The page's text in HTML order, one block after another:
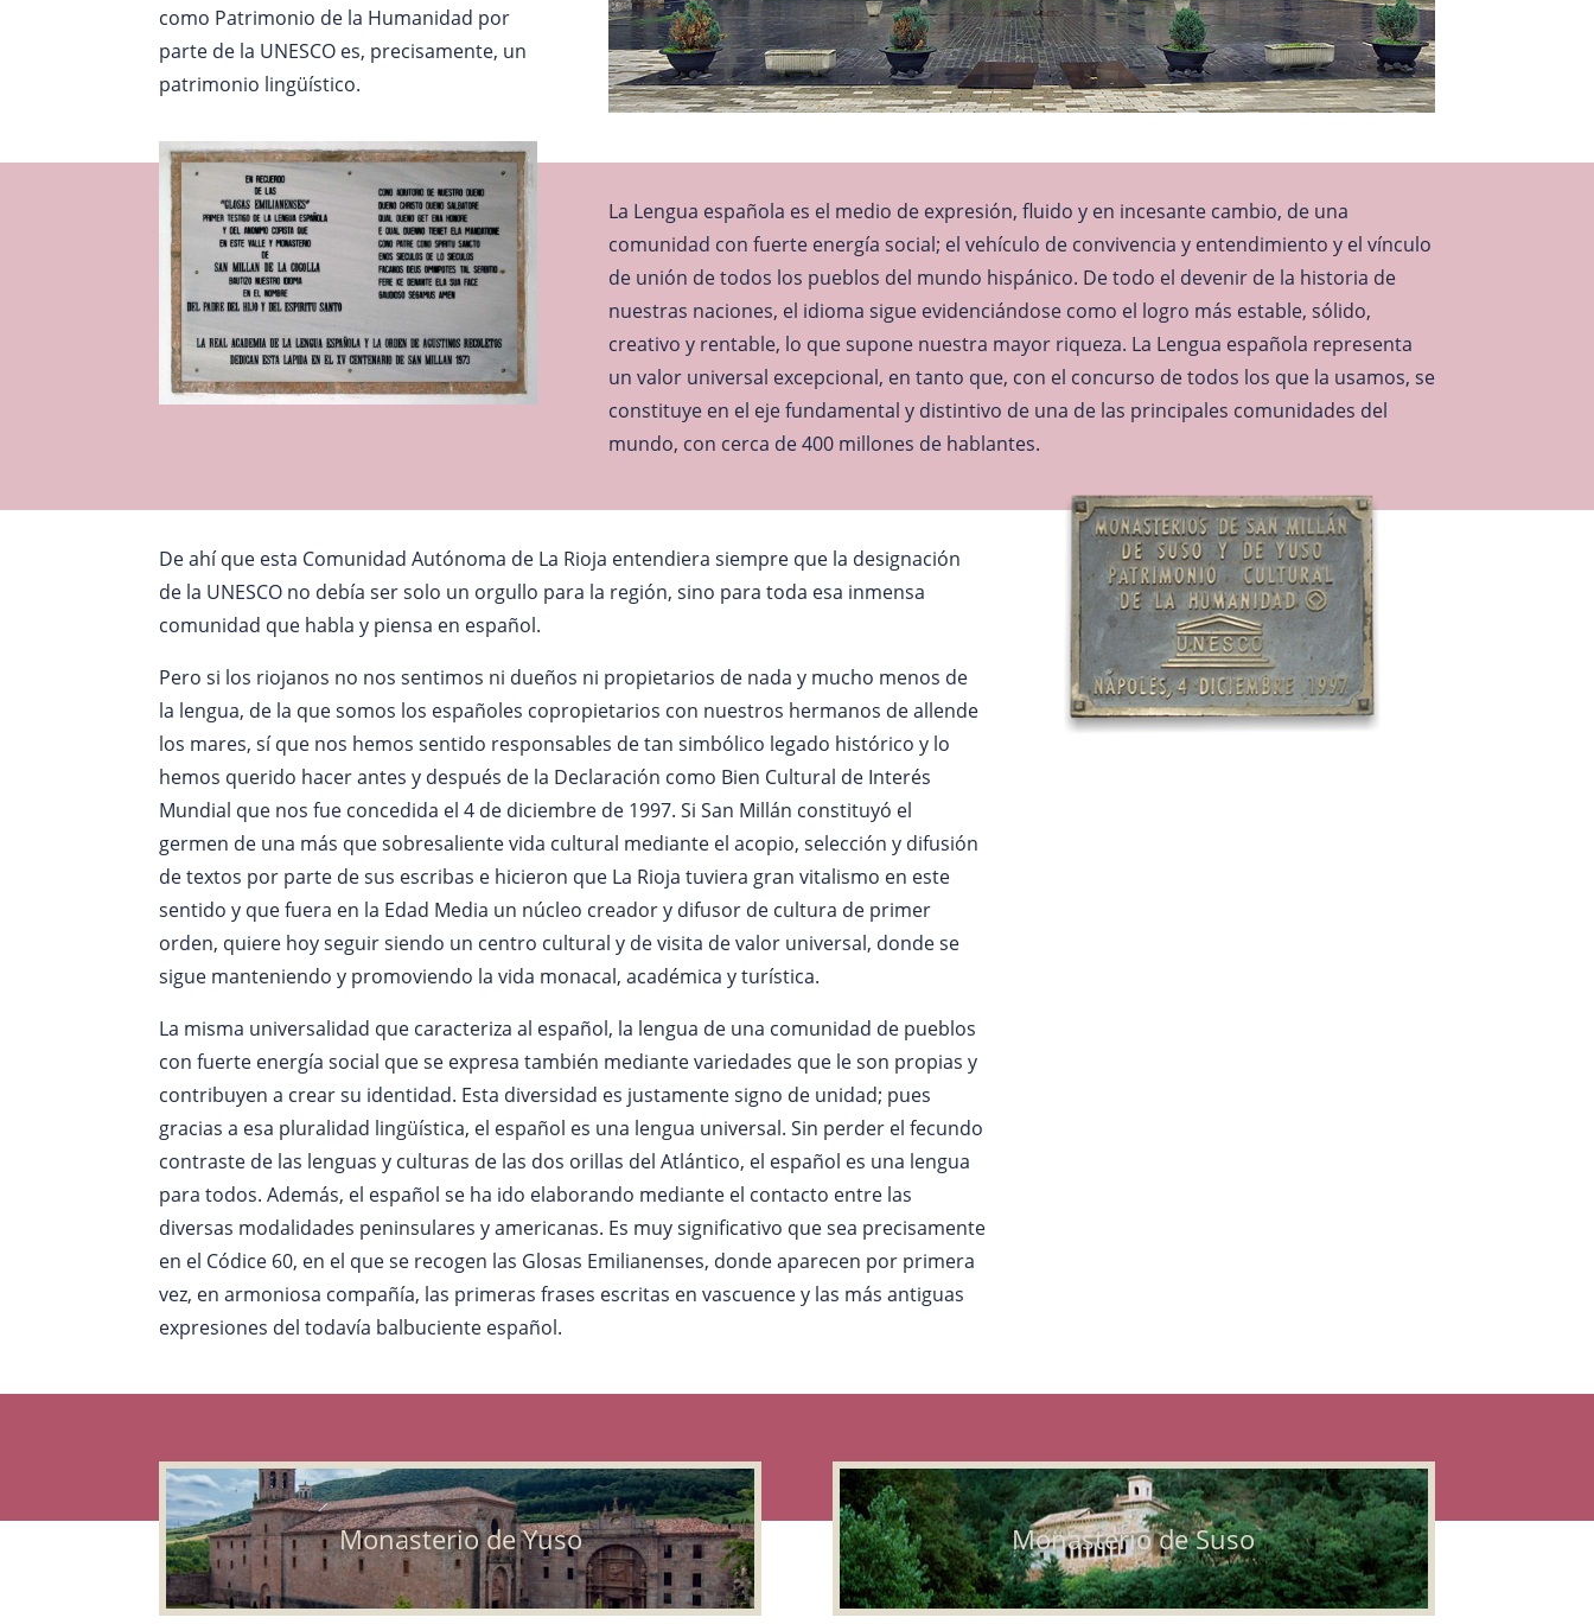
como Patrimonio de la Humanidad por
parte de la UNESCO es, precisamente, un
patrimonio lingüístico.
La Lengua española es el medio de expresión, fluido y en incesante cambio, de una
comunidad con fuerte energía social; el vehículo de convivencia y entendimiento y el vínculo
de unión de todos los pueblos del mundo hispánico. De todo el devenir de la historia de
nuestras naciones, el idioma sigue evidenciándose como el logro más estable, sólido,
creativo y rentable, lo que supone nuestra mayor riqueza. La Lengua española representa
un valor universal excepcional, en tanto que, con el concurso de todos los que la usamos, se
constituye en el eje fundamental y distintivo de una de las principales comunidades del
mundo, con cerca de 400 millones de hablantes.
De ahí que esta Comunidad Autónoma de La Rioja entendiera siempre que la designación
de la UNESCO no debía ser solo un orgullo para la región, sino para toda esa inmensa
comunidad que habla y piensa en español.
Pero si los riojanos no nos sentimos ni dueños ni propietarios de nada y mucho menos de
la lengua, de la que somos los españoles copropietarios con nuestros hermanos de allende
los mares, sí que nos hemos sentido responsables de tan simbólico legado histórico y lo
hemos querido hacer antes y después de la Declaración como Bien Cultural de Interés
Mundial que nos fue concedida el 4 de diciembre de 1997. Si San Millán constituyó el
germen de una más que sobresaliente vida cultural mediante el acopio, selección y difusión
de textos por parte de sus escribas e hicieron que La Rioja tuviera gran vitalismo en este
sentido y que fuera en la Edad Media un núcleo creador y difusor de cultura de primer
orden, quiere hoy seguir siendo un centro cultural y de visita de valor universal, donde se
sigue manteniendo y promoviendo la vida monacal, académica y turística.
La misma universalidad que caracteriza al español, la lengua de una comunidad de pueblos
con fuerte energía social que se expresa también mediante variedades que le son propias y
contribuyen a crear su identidad. Esta diversidad es justamente signo de unidad; pues
gracias a esa pluralidad lingüística, el español es una lengua universal. Sin perder el fecundo
contraste de las lenguas y culturas de las dos orillas del Atlántico, el español es una lengua
para todos. Además, el español se ha ido elaborando mediante el contacto entre las
diversas modalidades peninsulares y americanas. Es muy significativo que sea precisamente
en el Códice 60, en el que se recogen las Glosas Emilianenses, donde aparecen por primera
vez, en armoniosa compañía, las primeras frases escritas en vascuence y las más antiguas
expresiones del todavía balbuciente español.
Monasterio de Yuso Monasterio de Suso